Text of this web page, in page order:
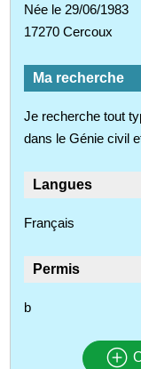
Née le 29/06/1983
17270 Cercoux
Ma recherche
Je recherche tout
dans le Génie civil
Langues
Français
Permis
b